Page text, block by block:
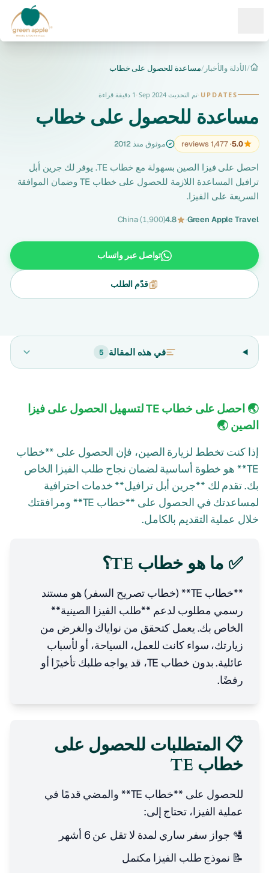
الرئيسية
/الأدلة والأخبار/مساعدة للحصول على خطاب
UPDATES
·تم التحديث Sep 2024 · 1 دقيقة قراءة
مساعدة للحصول على خطاب
5.0
· 1,477 reviews موثوق منذ 2012
احصل على فيزا الصين بسهولة مع خطاب TE. يوفر لك جرين أبل
ترافيل المساعدة اللازمة للحصول على خطاب TE وضمان الموافقة
السريعة على الفيزا.
Green Apple Travel
·
4.8
(1,900)
·
China
تواصل عبر واتساب
قدّم الطلب
في هذه المقالة 5
🌏 احصل على خطاب TE لتسهيل الحصول على فيزا
الصين 🌏
إذا كنت تخطط لزيارة الصين، فإن الحصول على **خطاب
TE** هو خطوة أساسية لضمان نجاح طلب الفيزا الخاص
بك. تقدم لك **جرين أبل ترافيل** خدمات احترافية
لمساعدتك في الحصول على **خطاب TE** ومرافقتك
خلال عملية التقديم بالكامل.
✅ ما هو خطاب TE؟
**خطاب TE** (خطاب تصريح السفر) هو مستند
رسمي مطلوب لدعم **طلب الفيزا الصينية**
الخاص بك. يعمل كتحقق من نواياك والغرض من
زيارتك، سواء كانت للعمل، السياحة، أو لأسباب
عائلية. بدون خطاب TE، قد يواجه طلبك تأخيرًا أو
رفضًا.
📋 المتطلبات للحصول على
خطاب TE
للحصول على **خطاب TE** والمضي قدمًا في
عملية الفيزا، تحتاج إلى:
🛂 جواز سفر ساري لمدة لا تقل عن 6 أشهر
📝 نموذج طلب الفيزا مكتمل